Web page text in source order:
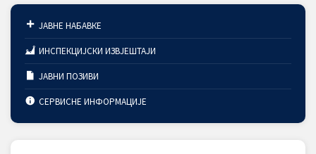
ЈАВНЕ НАБАВКЕ
ИНСПЕКЦИЈСКИ ИЗВЈЕШТАЈИ
ЈАВНИ ПОЗИВИ
СЕРВИСНЕ ИНФОРМАЦИЈЕ